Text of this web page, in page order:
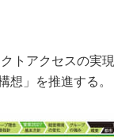
トアクセスの実
想」を推進する。